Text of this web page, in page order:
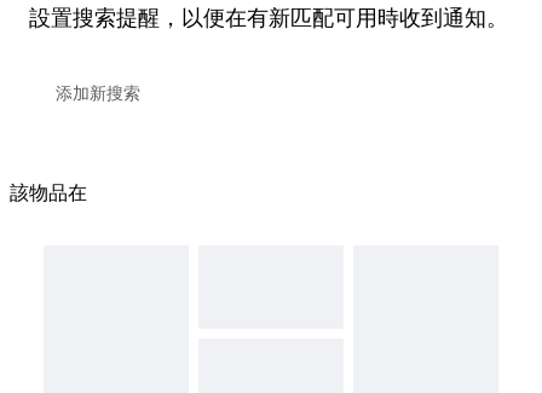
設置搜索提醒，以便在有新匹配可用時收到通知。
該物品在